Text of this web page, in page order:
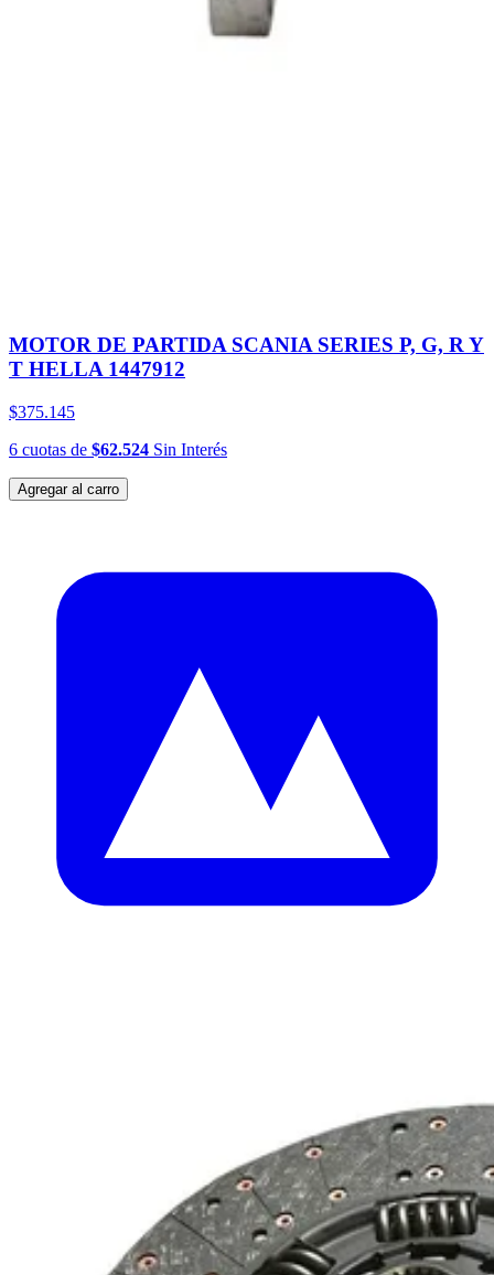
MOTOR DE PARTIDA SCANIA SERIES P, G, R Y
T HELLA 1447912
$375.145
6 cuotas de $62.524 Sin Interés
Agregar al carro